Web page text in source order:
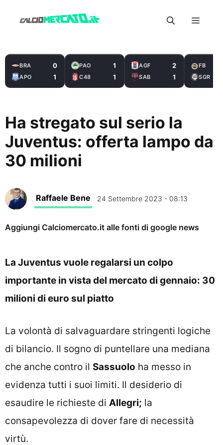
Menu
BRA 0
APO 1
PAO 1
C48 1
AGF 2
SAB 1
FB
SGR
Ha stregato sul serio la
Juventus: offerta lampo da
30 milioni
Raffaele Bene 24 Settembre 2023 - 08:13
Aggiungi Calciomercato.it alle fonti di google news
La Juventus vuole regalarsi un colpo
importante in vista del mercato di gennaio: 30
milioni di euro sul piatto
La volontà di salvaguardare stringenti logiche
di bilancio. Il sogno di puntellare una mediana
che anche contro il Sassuolo ha messo in
evidenza tutti i suoi limiti. Il desiderio di
esaudire le richieste di Allegri; la
consapevolezza di dover fare di necessità
virtù.